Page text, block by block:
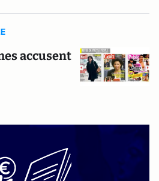
accusent